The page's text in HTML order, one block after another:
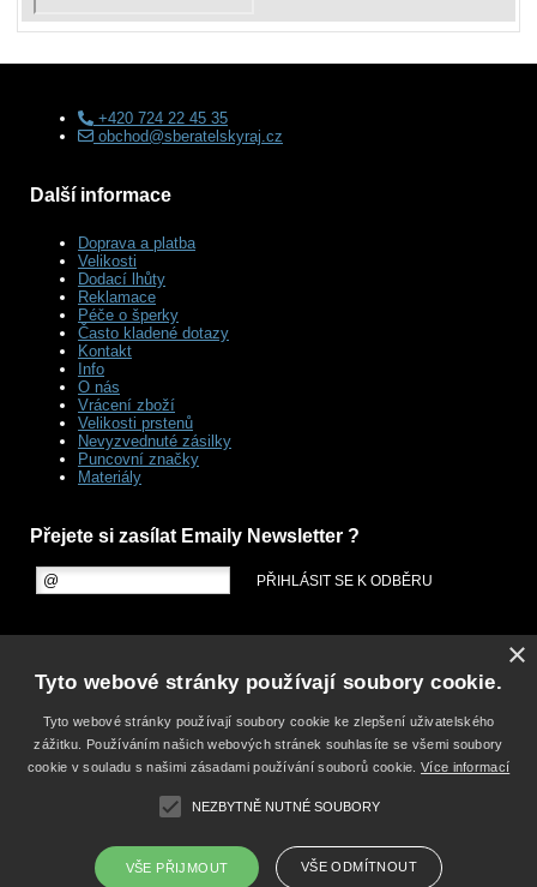
+420 724 22 45 35
obchod@sberatelskyraj.cz
Další informace
Doprava a platba
Velikosti
Dodací lhůty
Reklamace
Péče o šperky
Často kladené dotazy
Kontakt
Info
O nás
Vrácení zboží
Velikosti prstenů
Nevyzvednuté zásilky
Puncovní značky
Materiály
Přejete si zasílat Emaily Newsletter ?
×
Tyto webové stránky používají soubory cookie.
Tyto webové stránky používají soubory cookie ke zlepšení uživatelského
zážitku. Používáním našich webových stránek souhlasíte se všemi soubory
cookie v souladu s našimi zásadami používání souborů cookie.Více informací
NEZBYTNĚ NUTNÉ SOUBORY
VŠE PŘIJMOUT VŠE ODMÍTNOUT